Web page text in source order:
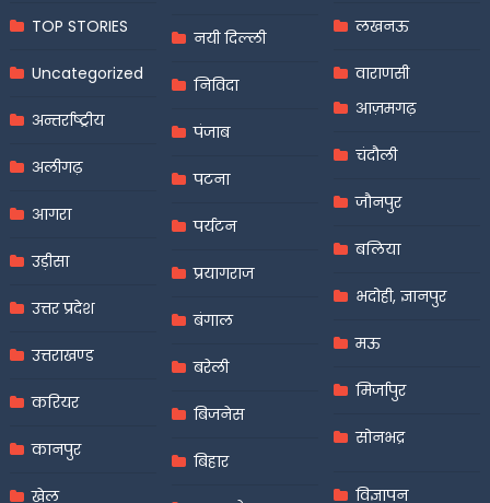
TOP STORIES
Uncategorized
अन्तर्राष्ट्रीय
अलीगढ़
आगरा
उड़ीसा
उत्तर प्रदेश
उत्तराखण्ड
करियर
कानपुर
खेल
नयी दिल्ली
निविदा
पंजाब
पटना
पर्यटन
प्रयागराज
बंगाल
बरेली
बिजनेस
बिहार
लखनऊ
वाराणसी
आज़मगढ़
चंदौली
जौनपुर
बलिया
भदोही, ज्ञानपुर
मऊ
मिर्जापुर
सोनभद्र
विज्ञापन